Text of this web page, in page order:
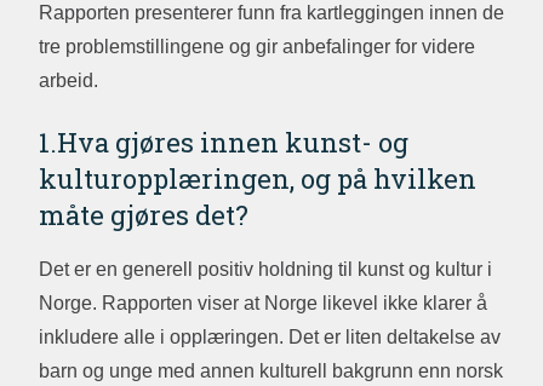
Rapporten presenterer funn fra kartleggingen innen de
tre problemstillingene og gir anbefalinger for videre
arbeid.
1.Hva gjøres innen kunst- og
kulturopplæringen, og på hvilken
måte gjøres det?
Det er en generell positiv holdning til kunst og kultur i
Norge. Rapporten viser at Norge likevel ikke klarer å
inkludere alle i opplæringen. Det er liten deltakelse av
barn og unge med annen kulturell bakgrunn enn norsk